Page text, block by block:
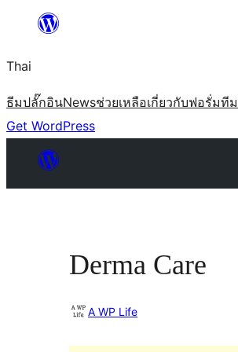
ยัง
เนื้อหา
Thai
ธีมปลั๊กอินNewsช่วยเหลือเกี่ยวกับฟอรั่มทีม
Get WordPress
Derma Care
A WP Life